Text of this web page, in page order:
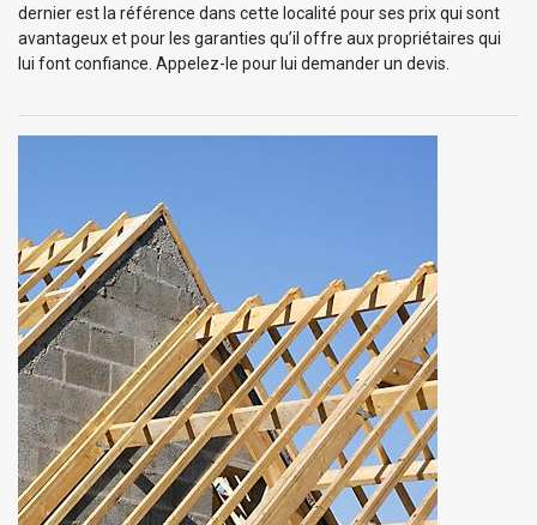
dernier est la référence dans cette localité pour ses prix qui sont
avantageux et pour les garanties qu’il offre aux propriétaires qui
lui font confiance. Appelez-le pour lui demander un devis.